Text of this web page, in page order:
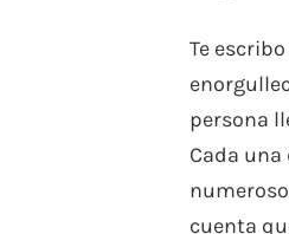
Te
persona
Cada
cuenta